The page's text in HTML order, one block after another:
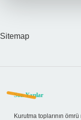
Sitemap
Sidebar
Son Yazılar
Kurutma toplarının